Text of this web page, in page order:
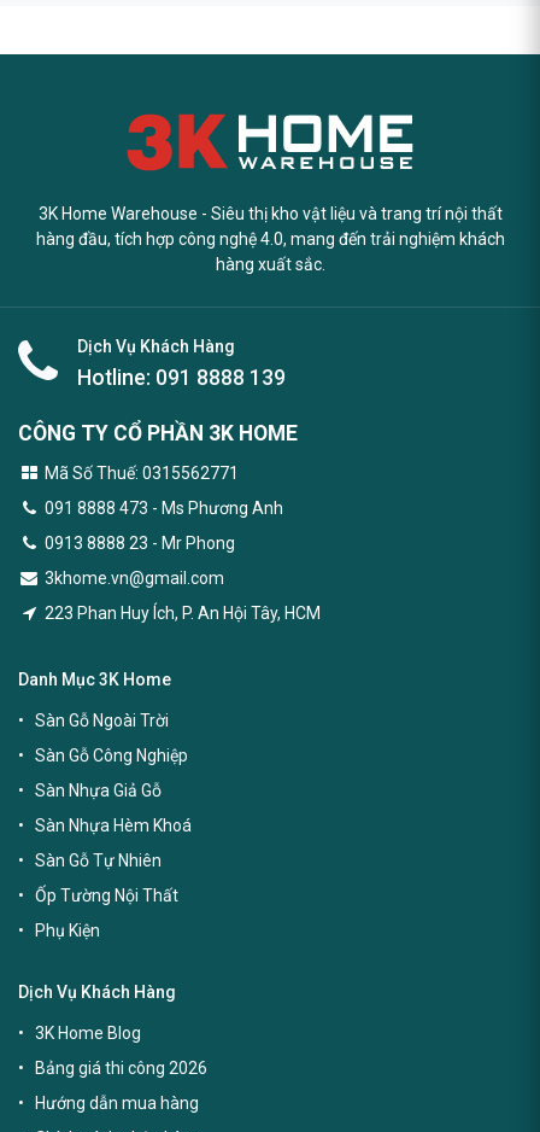
3K Home Warehouse - Siêu thị kho vật liệu và trang trí nội thất
hàng đầu, tích hợp công nghệ 4.0, mang đến trải nghiệm khách
hàng xuất sắc.
Dịch Vụ Khách Hàng
Hotline: 091 8888 139
CÔNG TY CỔ PHẦN 3K HOME
Mã Số Thuế: 0315562771
091 8888 473 - Ms Phương Anh
0913 8888 23 - Mr Phong
3khome.vn@gmail.com
223 Phan Huy Ích, P. An Hội Tây, HCM
Danh Mục 3K Home
Sàn Gỗ Ngoài Trời
Sàn Gỗ Công Nghiệp
Sàn Nhựa Giả Gỗ
Sàn Nhựa Hèm Khoá
Sàn Gỗ Tự Nhiên
Ốp Tường Nội Thất
Phụ Kiện
Dịch Vụ Khách Hàng
3K Home Blog
Bảng giá thi công 2026
Hướng dẫn mua hàng